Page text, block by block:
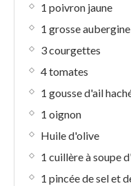
1 poivron jaune
1 grosse aubergine
3 courgettes
4 tomates
1 gousse d'ail
1 oignon
Huile d'olive
1 cuillère à soupe
1 pincée de sel et